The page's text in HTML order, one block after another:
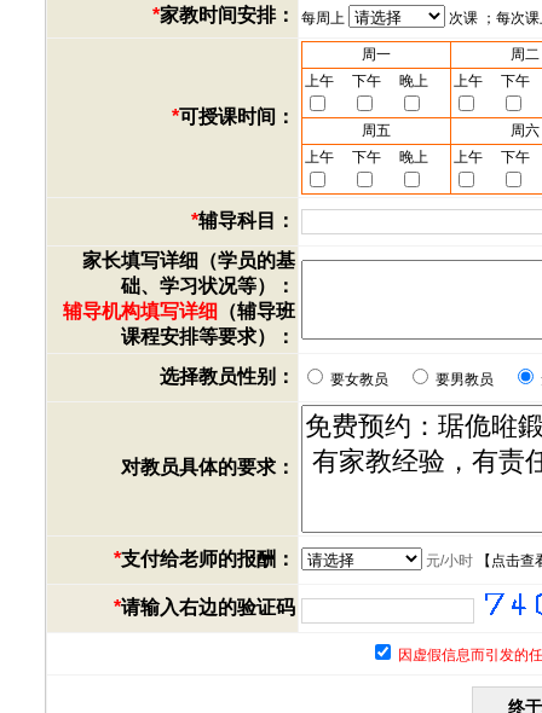
*家教时间安排： 每周上 次课 ；每次
*可授课时间：
周一
周二
上午
下午 晚上 上午 下午
周五
周六
上午
下午 晚上 上午 下午
*辅导科目：
家长填写详细（学员的基
础、学习状况等）：
辅导机构填写详细 （辅导班
课程安排等要求）：
选择教员性别：
要女教员 要男教员
对教员具体的要求：
*支付给老师的报酬： 元/小时【 点击查
*请输入右边的验证码
因虚假信息而引发的